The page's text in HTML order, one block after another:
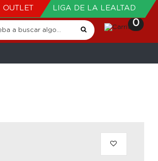
OUTLET LIGA DE LA LEALTAD
0